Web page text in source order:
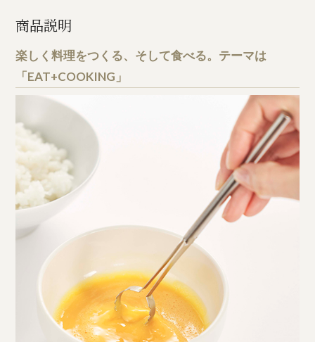
商品説明
楽しく料理をつくる、そして食べる。テーマは
「EAT+COOKING」